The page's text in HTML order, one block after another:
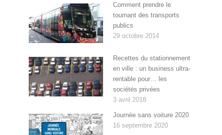
Comment prendre le
tournant des transports
publics
29 octobre 2014
Recettes du stationnement
en ville : un business ultra-
rentable pour… les
sociétés privées
3 avril 2018
Journée sans voiture 2020
16 septembre 2020